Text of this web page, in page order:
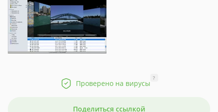
Проверено на вирусы
?
Поделиться ссылкой